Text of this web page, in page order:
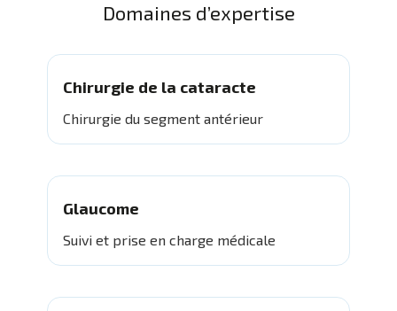
Domaines d’expertise
Chirurgie de la cataracte
Chirurgie du segment antérieur
Glaucome
Suivi et prise en charge médicale